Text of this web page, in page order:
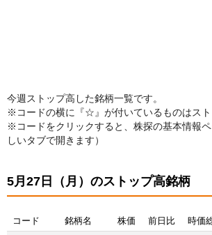
今週ストップ高した銘柄一覧です。
※コードの横に『☆』が付いているものはスト
※コードをクリックすると、株探の基本情報
しいタブで開きます）
5月27日（月）のストップ高銘柄
コード 銘柄名 株価 前日比 時価